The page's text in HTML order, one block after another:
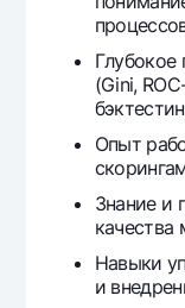
(Gini,
Опыт
Знание и
качества
Навыки
и